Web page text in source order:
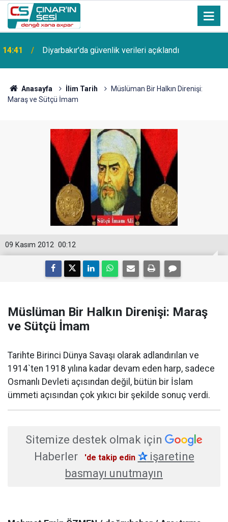
14:41 Diyarbakır'da güvenlik verileri açıklandı
Anasayfa İlim Tarih
Müslüman Bir Halkın Direnişi:
Maraş ve Sütçü İmam
00:12
09 Kasım 2012
Müslüman Bir Halkın Direnişi: Maraş
ve Sütçü İmam
Tarihte Birinci Dünya Savaşı olarak adlandırılan ve
1914`ten 1918 yılına kadar devam eden harp, sadece
Osmanlı Devleti açısından değil, bütün bir İslam
ümmeti açısından çok yıkıcı bir şekilde sonuç verdi.
Sitemize destek olmak için
Haberler
'de takip edin ✰işaretine
basmayı unutmayın